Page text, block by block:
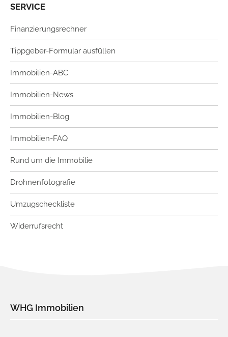
SERVICE
Finanzierungsrechner
Tippgeber-Formular ausfüllen
Immobilien-ABC
Immobilien-News
Immobilien-Blog
Immobilien-FAQ
Rund um die Immobilie
Drohnenfotografie
Umzugscheckliste
Widerrufsrecht
WHG Immobilien